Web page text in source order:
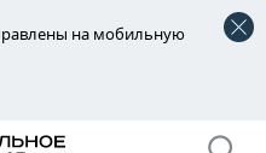
на мобильную